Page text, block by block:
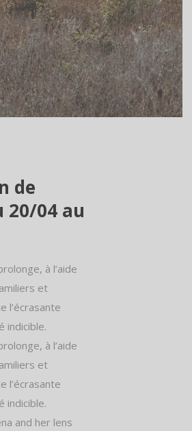
de
20/04 au
à l’aide
et
l’écrasante
indicible.
à l’aide
et
l’écrasante
indicible.
and her lens